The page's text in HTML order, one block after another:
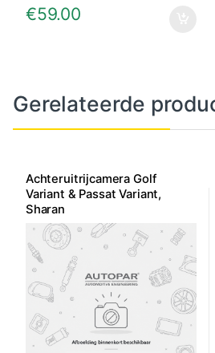
€59.00
Gerelateerde
Achteruitrijcamera Golf
Variant & Passat Variant,
Sharan